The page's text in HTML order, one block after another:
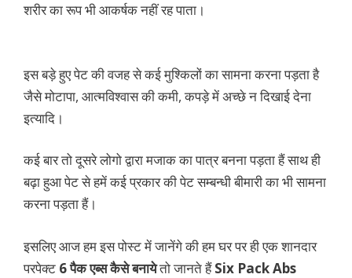
शरीर का रूप भी आकर्षक नहीं रह पाता।
इस बड़े हुए पेट की वजह से कई मुश्किलों का सामना करना पड़ता है
जैसे मोटापा, आत्मविश्वास की कमी, कपड़े में अच्छे न दिखाई देना
इत्यादि।
कई बार तो दूसरे लोगो द्वारा मजाक का पात्र बनना पड़ता हैं साथ ही
बढ़ा हुआ पेट से हमें कई प्रकार की पेट सम्बन्धी बीमारी का भी सामना
करना पड़ता हैं।
इसलिए आज हम इस पोस्ट में जानेंगे की हम घर पर ही एक शानदार
परपेक्ट 6 पैक एब्स कैसे बनायेतो जानते हैंSix Pack Abs